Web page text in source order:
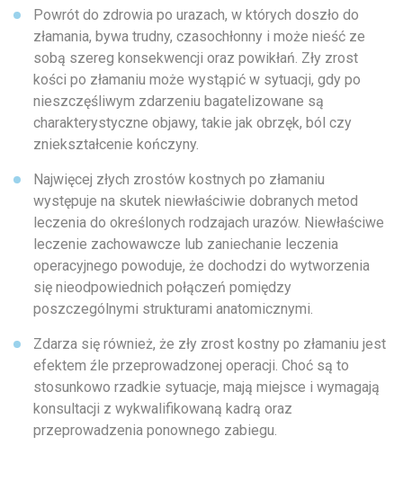
Powrót do zdrowia po urazach, w których doszło do
złamania, bywa trudny, czasochłonny i może nieść ze
sobą szereg konsekwencji oraz powikłań. Zły zrost
kości po złamaniu może wystąpić w sytuacji, gdy po
nieszczęśliwym zdarzeniu bagatelizowane są
charakterystyczne objawy, takie jak obrzęk, ból czy
zniekształcenie kończyny.
Najwięcej złych zrostów kostnych po złamaniu
występuje na skutek niewłaściwie dobranych metod
leczenia do określonych rodzajach urazów. Niewłaściwe
leczenie zachowawcze lub zaniechanie leczenia
operacyjnego powoduje, że dochodzi do wytworzenia
się nieodpowiednich połączeń pomiędzy
poszczególnymi strukturami anatomicznymi.
Zdarza się również, że zły zrost kostny po złamaniu jest
efektem źle przeprowadzonej operacji. Choć są to
stosunkowo rzadkie sytuacje, mają miejsce i wymagają
konsultacji z wykwalifikowaną kadrą oraz
przeprowadzenia ponownego zabiegu.